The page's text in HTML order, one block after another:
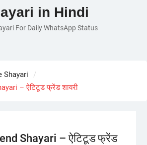
– लव🥳पोएट्री इन हिंदी
– १ लाइन☝️शायरी इन हिंदी
– तवो लाइन✌️शायरी
in Hindi
For Daily WhatsApp Status
Shayari
– ऐटिटूड फ्रेंड शायरी
Shayari – ऐटिटूड फ्रेंड